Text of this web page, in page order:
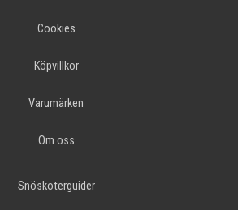
Cookies
Köpvillkor
Varumärken
Om oss
Snöskoterguider